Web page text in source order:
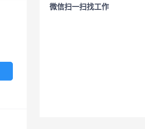
微信扫一扫找工作